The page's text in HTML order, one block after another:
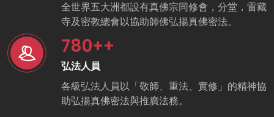
全世界五大洲都設有真佛宗同修會，分堂，雷藏
寺及密教總會以協助師佛弘揚真佛密法。
780++
弘法人員
各級弘法人員以「敬師、重法、實修」的精神協
助弘揚真佛密法與推廣法務。